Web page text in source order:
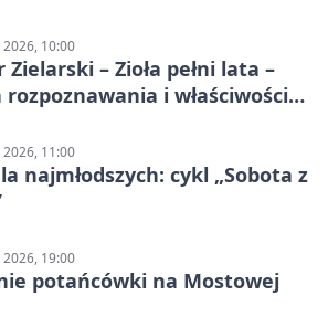
10:00
Zielarski – Zioła pełni lata –
i właściwości
11:00
najmłodszych: cykl „Sobota z
19:00
potańcówki na Mostowej